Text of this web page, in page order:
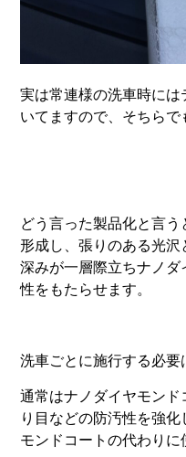
実は常連様の洗車時に
いてますので、そちらで
どう言った製品化と言
形成し、張りのある光
深みが一層際立ちナノ
性をもたらせます。
洗車ごとに施行する必要
通常はナノダイヤモン
り目などの防汚性を強
モンドコートの代わりに